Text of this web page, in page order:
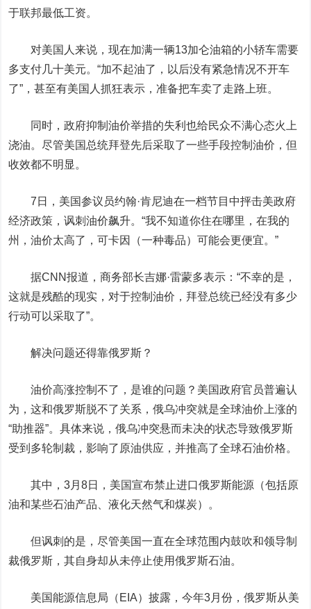
于联邦最低工资。
对美国人来说，现在加满一辆13加仑油箱的小轿车需要
多支付几十美元。“加不起油了，以后没有紧急情况不开车
了”，甚至有美国人抓狂表示，准备把车卖了走路上班。
同时，政府抑制油价举措的失利也给民众不满心态火上
浇油。尽管美国总统拜登先后采取了一些手段控制油价，但
收效都不明显。
7日，美国参议员约翰·肯尼迪在一档节目中抨击美政府
经济政策，讽刺油价飙升。“我不知道你住在哪里，在我的
州，油价太高了，可卡因（一种毒品）可能会更便宜。”
据CNN报道，商务部长吉娜·雷蒙多表示：“不幸的是，
这就是残酷的现实，对于控制油价，拜登总统已经没有多少
行动可以采取了”。
解决问题还得靠俄罗斯？
油价高涨控制不了，是谁的问题？美国政府官员普遍认
为，这和俄罗斯脱不了关系，俄乌冲突就是全球油价上涨的
“助推器”。具体来说，俄乌冲突悬而未决的状态导致俄罗斯
受到多轮制裁，影响了原油供应，并推高了全球石油价格。
其中，3月8日，美国宣布禁止进口俄罗斯能源（包括原
油和某些石油产品、液化天然气和煤炭）。
但讽刺的是，尽管美国一直在全球范围内鼓吹和领导制
裁俄罗斯，其自身却从未停止使用俄罗斯石油。
美国能源信息局（EIA）披露，今年3月份，俄罗斯从美